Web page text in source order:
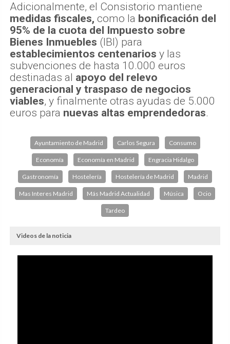
Adicionalmente, el Consistorio mantiene
medidas fiscales, como la bonificación del
95% de la cuota del Impuesto sobre
Bienes Inmuebles (IBI) para
establecimientos centenarios y las
subvenciones de hasta 10.000 euros
destinadas al apoyo del relevo
generacional y traspaso de negocios
viables, y finalmente otras ayudas de 5.000
euros para nuevas altas emprendedoras.
Ayuntamiento de Madrid Carlos Segura Consumo
Economía Economía en Madrid Engracia Hidalgo
Gastronomía Hostelería Hostelería de Madrid Madrid
Mas Interes Madrid Más Madrid Actualidad Música Ocio
Tardeo
Videos de la noticia